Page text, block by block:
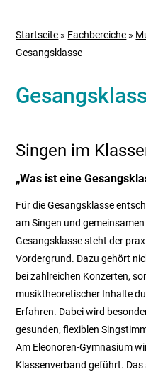
Startseite » Fachbereiche »
Gesangsklasse
Singen im
„Was ist eine
Für die Gesangsklasse
am Singen und
Gesangsklasse steht der
Vordergrund. Dazu gehört
bei zahlreichen Konzerten,
musiktheoretischer Inhalte
Erfahren. Dabei wird
gesunden, flexiblen
Am Eleonoren-Gymnasium
Klassenverband geführt.